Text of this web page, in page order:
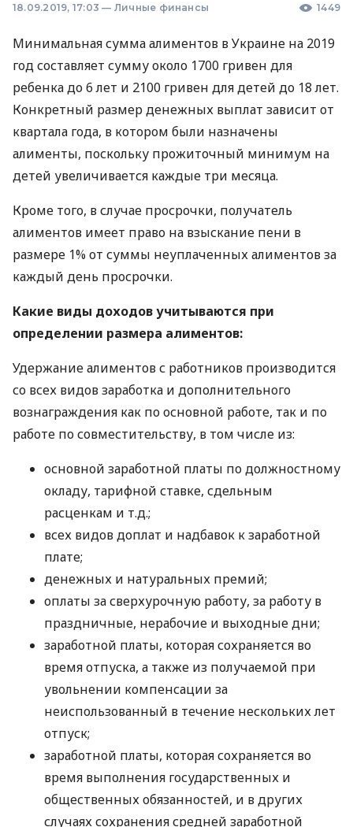
18.09.2019, 17:03 — Личные финансы 1449
Минимальная сумма алиментов в Украине на 2019
год составляет сумму около 1700 гривен для
ребенка до 6 лет и 2100 гривен для детей до 18 лет.
Конкретный размер денежных выплат зависит от
квартала года, в котором были назначены
алименты, поскольку прожиточный минимум на
детей увеличивается каждые три месяца.
Кроме того, в случае просрочки, получатель
алиментов имеет право на взыскание пени в
размере 1% от суммы неуплаченных алиментов за
каждый день просрочки.
Какие виды доходов учитываются при
определении размера алиментов:
Удержание алиментов с работников производится
со всех видов заработка и дополнительного
вознаграждения как по основной работе, так и по
работе по совместительству, в том числе из:
основной заработной платы по должностному
окладу, тарифной ставке, сдельным
расценкам и т.д.;
всех видов доплат и надбавок к заработной
плате;
денежных и натуральных премий;
оплаты за сверхурочную работу, за работу в
праздничные, нерабочие и выходные дни;
заработной платы, которая сохраняется во
время отпуска, а также из получаемой при
увольнении компенсации за
неиспользованный в течение нескольких лет
отпуск;
заработной платы, которая сохраняется во
время выполнения государственных и
общественных обязанностей, и в других
случаях сохранения средней заработной